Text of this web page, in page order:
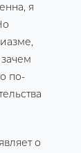
я
по-
о